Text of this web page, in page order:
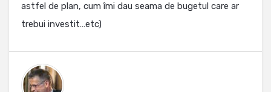
astfel de plan, cum îmi dau seama de bugetul care ar
trebui investit…etc)